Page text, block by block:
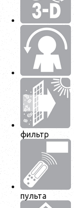
фильтр
пульта